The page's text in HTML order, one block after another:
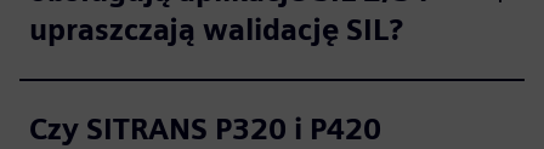
upraszczają walidację SIL?
Czy SITRANS P320 i P420